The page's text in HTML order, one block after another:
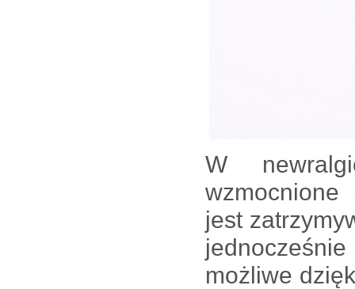
W
jest
jednocześnie
możliwe